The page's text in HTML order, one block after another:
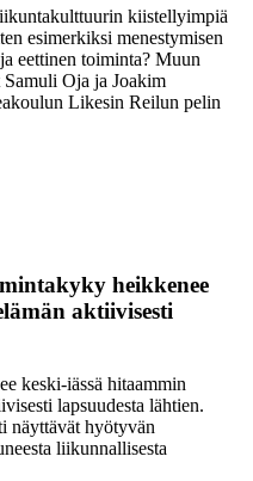
kiistellyimpiä
esimerkiksi menestymisen
eettinen toiminta? Muun
Samuli Oja ja Joakim
Likesin Reilun pelin
heikkenee
aktiivisesti
keski-iässä hitaammin
lapsuudesta lähtien.
näyttävät hyötyvän
liikunnallisesta